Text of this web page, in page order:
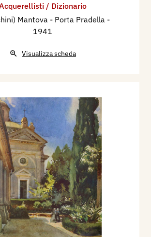
/ Dizionario
Mantova - Porta Pradella -
1941
Visualizza scheda